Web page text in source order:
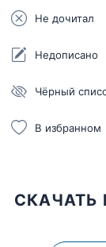
Не дочитал
Недописано
Чёрный
В избранном
СКАЧАТЬ